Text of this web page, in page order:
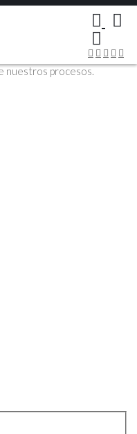
sus opiniones son muy
nuestros procesos.